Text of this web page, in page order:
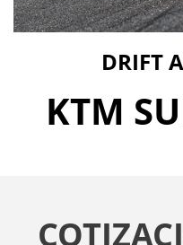
DRIFT
KTM